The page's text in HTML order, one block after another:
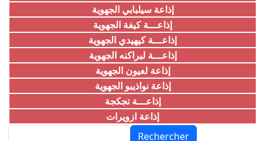
إذاعة سيلبابي الجهوية
إذاعـــة كيفة الجهوية
إذاعـــة كيهيدي الجهوية
إذاعـــة لبراكنه الجهوية
إذاعة لعيون الجهوية
إذاعة نواذيبو الجهوية
إذاعـــة تجكجة
إذاعة ازويرات